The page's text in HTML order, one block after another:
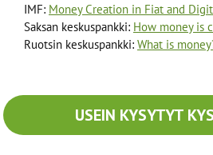
IMF: Money Creation in Fiat and
Saksan keskuspankki: How money is
Ruotsin keskuspankki: What is
USEIN KYSYTYT